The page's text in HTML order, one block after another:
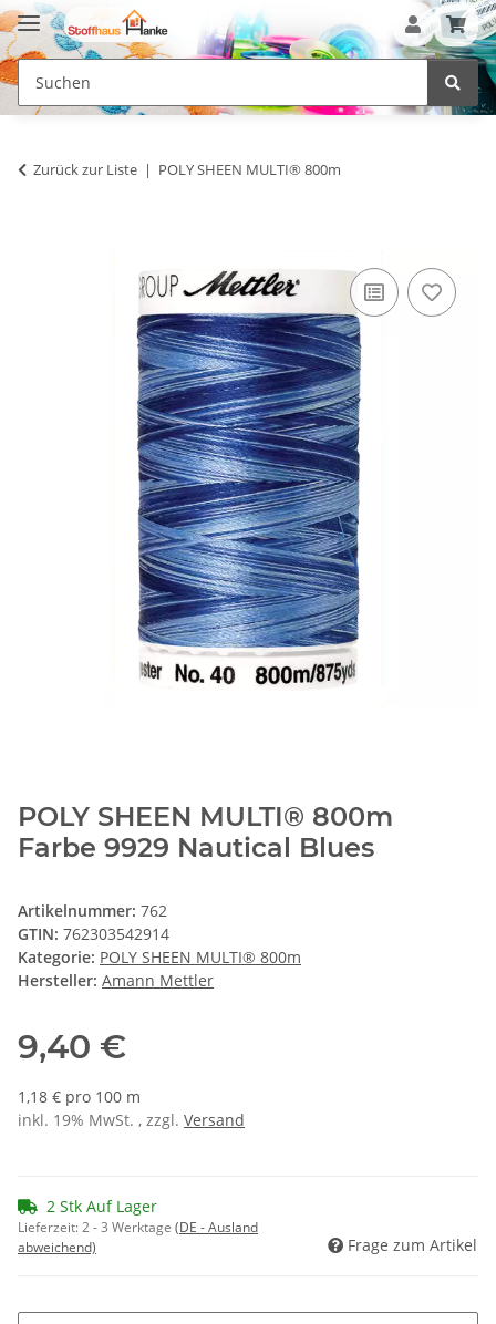
Zurück zur Liste POLY SHEEN MULTI® 800m
POLY SHEEN MULTI® 800m
Farbe 9929 Nautical Blues
Artikelnummer: 762
GTIN: 762303542914
Kategorie: POLY SHEEN MULTI® 800m
Hersteller: Amann Mettler
9,40 €
1,18 € pro 100 m
inkl. 19% MwSt. , zzgl. Versand
2 Stk Auf Lager
Lieferzeit:2 - 3 Werktage (DE - Ausland
abweichend)
Frage zum Artikel